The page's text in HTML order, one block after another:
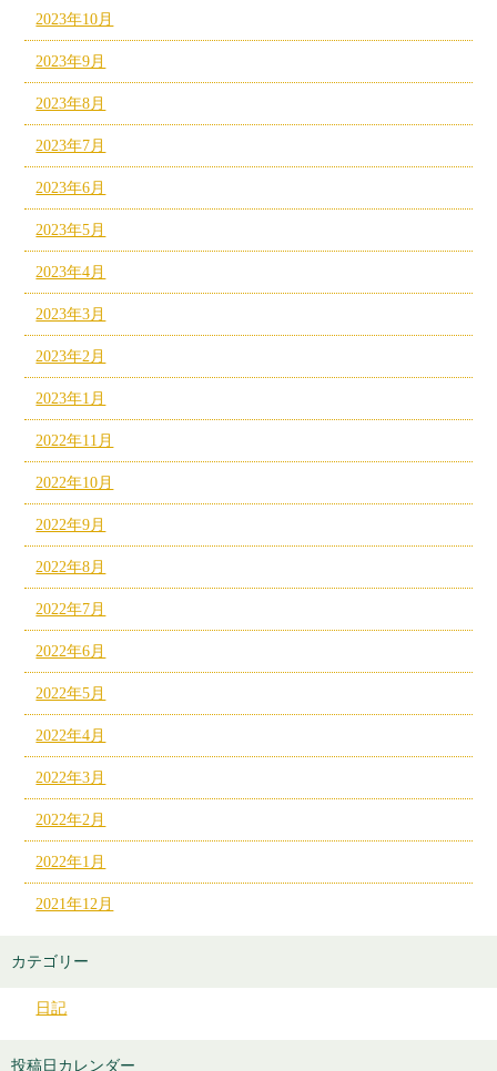
2023年10月
2023年9月
2023年8月
2023年7月
2023年6月
2023年5月
2023年4月
2023年3月
2023年2月
2023年1月
2022年11月
2022年10月
2022年9月
2022年8月
2022年7月
2022年6月
2022年5月
2022年4月
2022年3月
2022年2月
2022年1月
2021年12月
カテゴリー
日記
投稿日カレンダー